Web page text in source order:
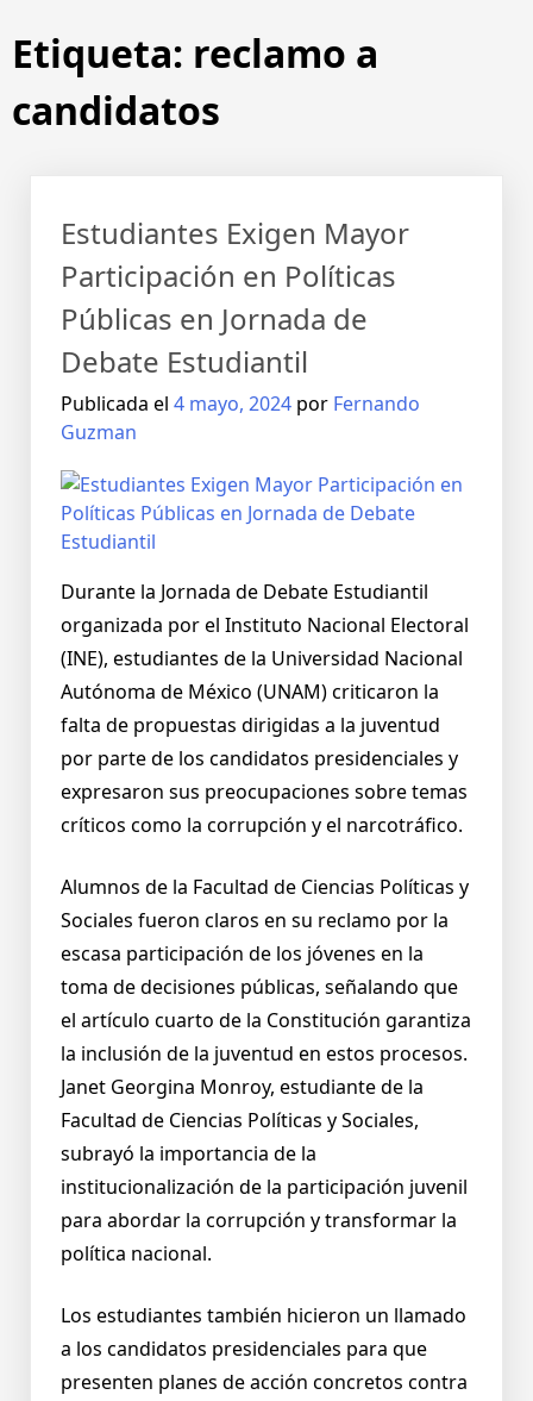
Etiqueta: reclamo a
candidatos
Estudiantes Exigen Mayor
Participación en Políticas
Públicas en Jornada de
Debate Estudiantil
Publicada el 4 mayo, 2024 por Fernando
Guzman
Durante la Jornada de Debate Estudiantil
organizada por el Instituto Nacional Electoral
(INE), estudiantes de la Universidad Nacional
Autónoma de México (UNAM) criticaron la
falta de propuestas dirigidas a la juventud
por parte de los candidatos presidenciales y
expresaron sus preocupaciones sobre temas
críticos como la corrupción y el narcotráfico.
Alumnos de la Facultad de Ciencias Políticas y
Sociales fueron claros en su reclamo por la
escasa participación de los jóvenes en la
toma de decisiones públicas, señalando que
el artículo cuarto de la Constitución garantiza
la inclusión de la juventud en estos procesos.
Janet Georgina Monroy, estudiante de la
Facultad de Ciencias Políticas y Sociales,
subrayó la importancia de la
institucionalización de la participación juvenil
para abordar la corrupción y transformar la
política nacional.
Los estudiantes también hicieron un llamado
a los candidatos presidenciales para que
presenten planes de acción concretos contra